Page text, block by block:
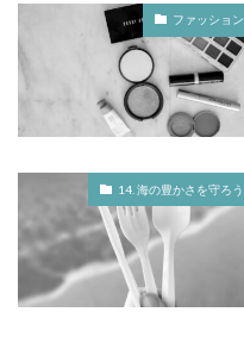
ファッション
14. 海の豊かさを守ろう